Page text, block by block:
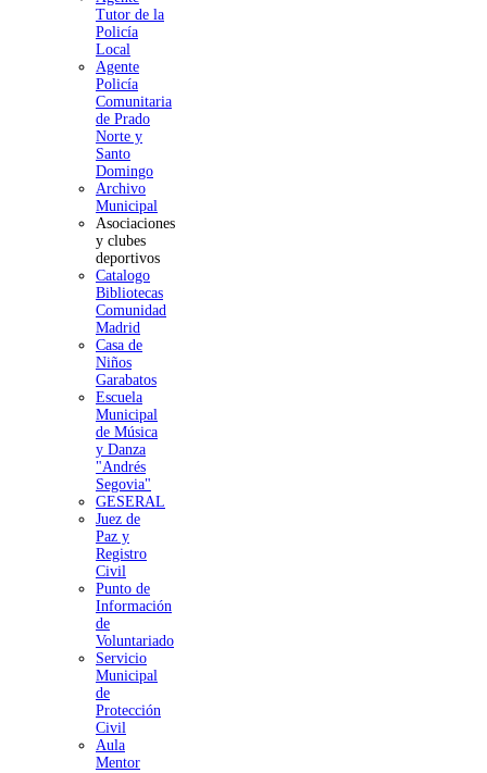
Tutor de la
Policía
Local
Agente
Policía
Comunitaria
de Prado
Norte y
Santo
Domingo
Archivo
Municipal
Asociaciones
y clubes
deportivos
Catalogo
Bibliotecas
Comunidad
Madrid
Casa de
Niños
Garabatos
Escuela
Municipal
de Música
y Danza
"Andrés
Segovia"
GESERAL
Juez de
Paz y
Registro
Civil
Punto de
Información
de
Voluntariado
Servicio
Municipal
de
Protección
Civil
Aula
Mentor